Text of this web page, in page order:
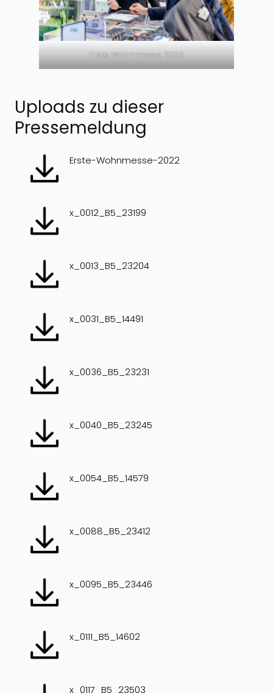
Erste Wohnmesse 2022
Uploads zu dieser
Pressemeldung
Erste-Wohnmesse-2022
x_0012_B5_23199
x_0013_B5_23204
x_0031_B5_14491
x_0036_B5_23231
x_0040_B5_23245
x_0054_B5_14579
x_0088_B5_23412
x_0095_B5_23446
x_0111_B5_14602
x_0117_B5_23503